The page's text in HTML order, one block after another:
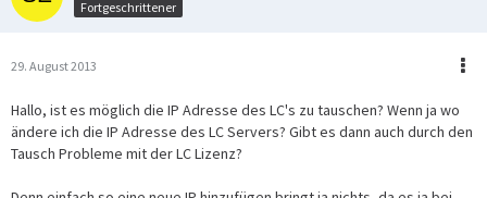
Fortgeschrittener
29. August 2013
Hallo, ist es möglich die IP Adresse des LC's zu tauschen? Wenn ja wo
ändere ich die IP Adresse des LC Servers? Gibt es dann auch durch den
Tausch Probleme mit der LC Lizenz?